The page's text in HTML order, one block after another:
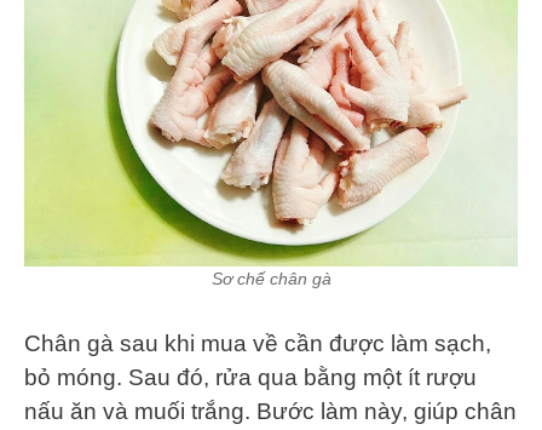
Sơ chế chân gà
Chân gà sau khi mua về cần được làm sạch,
bỏ móng. Sau đó, rửa qua bằng một ít rượu
nấu ăn và muối trắng. Bước làm này, giúp chân